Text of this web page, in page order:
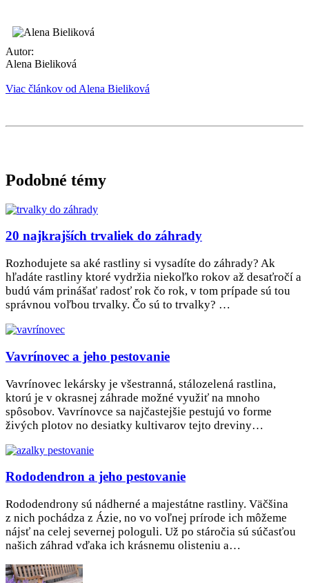
Autor:
Alena Bieliková
Viac článkov od Alena Bieliková
Podobné témy
20 najkrajších trvaliek do záhrady
Rozhodujete sa aké rastliny si vysadíte do záhrady? Ak
hľadáte rastliny ktoré vydržia niekoľko rokov až desaťročí a
budú vám prinášať radosť rok čo rok, v tom prípade sú tou
správnou voľbou trvalky. Čo sú to trvalky? …
Vavrínovec a jeho pestovanie
Vavrínovec lekársky je všestranná, stálozelená rastlina,
ktorú je v okrasnej záhrade možné využiť na mnoho
spôsobov. Vavrínovce sa najčastejšie pestujú vo forme
živých plotov no desiatky kultivarov tejto dreviny…
Rododendron a jeho pestovanie
Rododendrony sú nádherné a majestátne rastliny. Väčšina
z nich pochádza z Ázie, no vo voľnej prírode ich môžeme
nájsť na celej severnej pologuli. Už po stáročia sú súčasťou
našich záhrad vďaka ich krásnemu olisteniu a…